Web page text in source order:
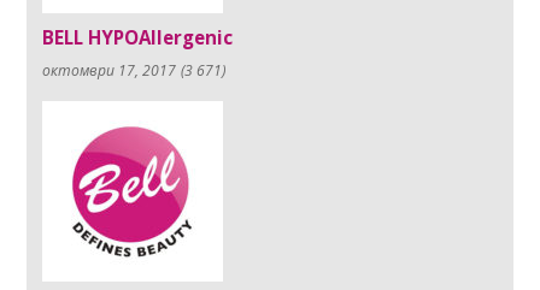
BELL HYPOAllergenic
октомври 17, 2017 (3 671)